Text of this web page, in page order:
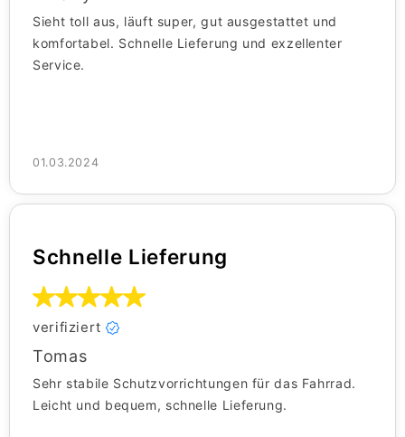
Sieht toll aus, läuft super, gut ausgestattet und
komfortabel. Schnelle Lieferung und exzellenter
Service.
01.03.2024
Schnelle Lieferung
verifiziert
Tomas
Sehr stabile Schutzvorrichtungen für das Fahrrad.
Leicht und bequem, schnelle Lieferung.